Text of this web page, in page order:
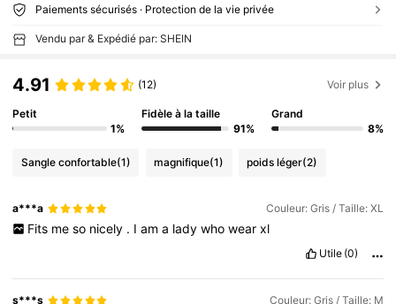
Paiements sécurisés · Protection de la vie privée
Vendu par & Expédié par: SHEIN
4.91 (12) Voir plus
Petit
1%
Fidèle à la taille
91%
Grand
8%
Sangle confortable(1) magnifique(1) poids léger(2)
a***a Couleur: Gris / Taille: XL
Fits me so nicely . I am a lady who wear xl
Utile (0)
s***s Couleur: Gris / Taille: M